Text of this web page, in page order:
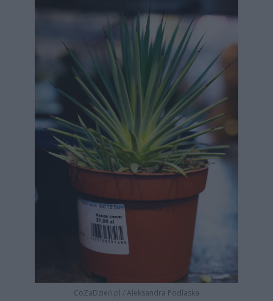
CoZaDzień.pl /Aleksandra Podlaska